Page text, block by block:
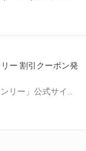
ー 割引クーポン発
「とらのあなWEBオンリー」公式サイトでとらのあな通販の「割引クーポン」を配布中！ イベントごとに開催当日限定で使える割引クーポンのシリアルコードを発行します。 とらのあなWEBオンリーのページをチェックして、イベント当日にお得にお買い物を楽しみましょう♪ ※本キャンペーンは予告なく終了する場合がございます。 とらのあなWEBオンリーサイトはこちら